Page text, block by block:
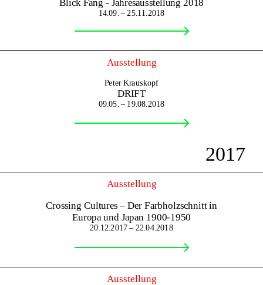
Blick Fang - Jahresausstellung 2018
14.09. – 25.11.2018
Ausstellung
Peter Krauskopf
DRIFT
09.05. – 19.08.2018
2017
Ausstellung
Crossing Cultures – Der Farbholzschnitt in
Europa und Japan 1900-1950
20.12.2017 – 22.04.2018
Ausstellung